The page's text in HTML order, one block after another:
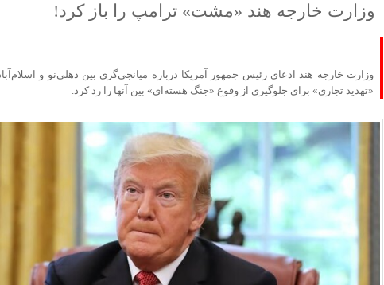
وزارت خارجه هند «مشت» ترامپ را باز کرد!
وزارت خارجه هند ادعای رئیس جمهور آمریکا درباره میانجی‌گری بین دهلی‌نو و
«تهدید تجاری» برای جلوگیری از وقوع «جنگ هسته‌ای» بین آنها را رد کرد.